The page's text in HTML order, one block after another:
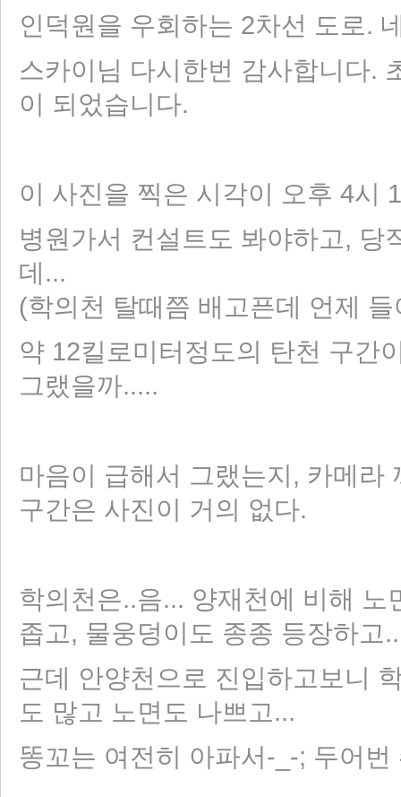
인덕원을 우회하는 2차선 도로.
스카이님 다시한번 감사합니다.
이 되었습니다.
이 사진을 찍은 시각이 오후 4시
병원가서 컨설트도 봐야하고, 당
데...
(학의천 탈때쯤 배고픈데 언제
약 12킬로미터정도의 탄천 구간
그랬을까.....
마음이 급해서 그랬는지, 카메라
구간은 사진이 거의 없다.
학의천은..음... 양재천에 비해
좁고, 물웅덩이도 종종 등장하고
근데 안양천으로 진입하고보니
도 많고 노면도 나쁘고...
똥꼬는 여전히 아파서-_-; 두어